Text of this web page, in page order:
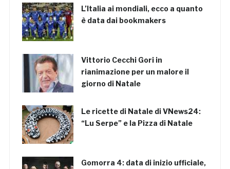
L’Italia ai mondiali, ecco a quanto
è data dai bookmakers
Vittorio Cecchi Gori in
rianimazione per un malore il
giorno di Natale
Le ricette di Natale di VNews24:
“Lu Serpe” e la Pizza di Natale
Gomorra 4: data di inizio ufficiale,